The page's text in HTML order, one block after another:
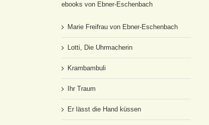
ebooks von Ebner-Eschenbach
Marie Freifrau von Ebner-Eschenbach
Lotti, Die Uhrmacherin
Krambambuli
Ihr Traum
Er lässt die Hand küssen